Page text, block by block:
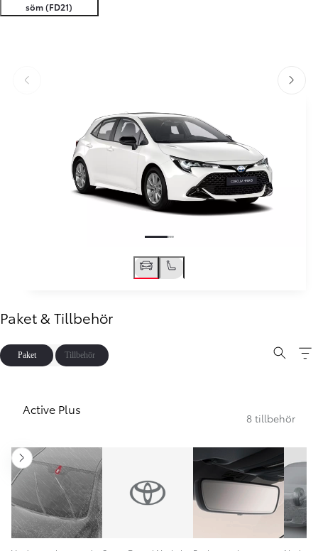
söm (FD21)
Föregående Nästa
Paket & Tillbehör
Paket Tillbehör
Active Plus
8 tillbehör
Nästa